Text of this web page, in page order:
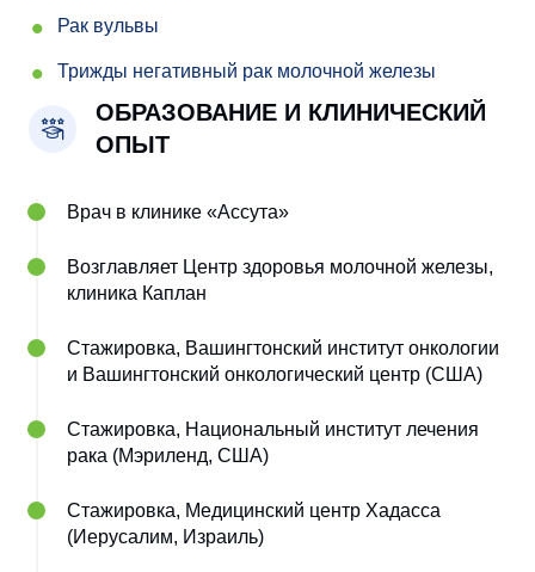
Рак вульвы
Трижды негативный рак молочной железы
ОБРАЗОВАНИЕ И КЛИНИЧЕСКИЙ
ОПЫТ
Врач в клинике «Ассута»
Возглавляет Центр здоровья молочной железы,
клиника Каплан
Стажировка, Вашингтонский институт онкологии
и Вашингтонский онкологический центр (США)
Стажировка, Национальный институт лечения
рака (Мэриленд, США)
Стажировка, Медицинский центр Хадасса
(Иерусалим, Израиль)